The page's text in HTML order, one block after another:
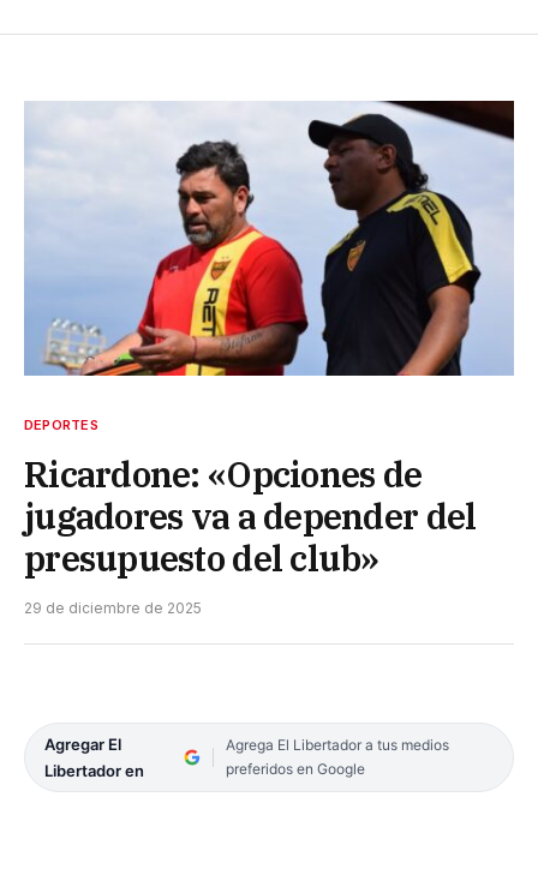
DEPORTES
Ricardone: «Opciones de
jugadores va a depender del
presupuesto del club»
29 de diciembre de 2025
Agregar El
Libertador en
Agrega El Libertador a tus medios
preferidos en Google